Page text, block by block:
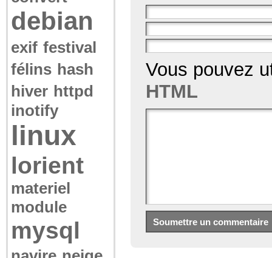
debian
exif festival
félins hash
hiver httpd
inotify
linux
lorient
materiel
module
mysql
Vous pouvez
HTML